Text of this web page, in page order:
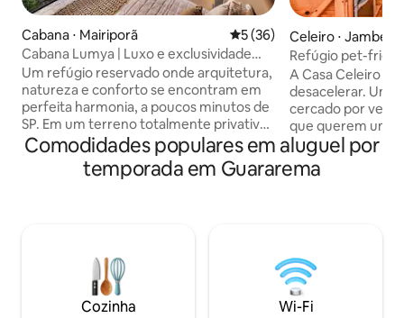
Cabana ⋅ Mairiporã 5 de uma avaliação média
5 (36)
Cabana Lumya | Luxo e exclusividade
próximo a SP
Um refúgio reservado onde arquitetura,
natureza e conforto se encontram em
perfeita harmonia, a poucos minutos de
SP. Em um terreno totalmente privativo,
sem outras unidades, cada detalhe foi
pensado para proporcionar silêncio,
exclusividade e imersão. Piscina
premium e atmosfera intimista definem
uma experiência discreta, sofisticada e
memorável.
Celeiro ⋅ Jambeiro
Refúgio pet-
natureza
A Casa Celeiro é
desacelerar. Um
cercado por
que querem uma
para um fim de
férias no meio da
ofurô com
para mudar de
com seu pet ao
Comodidades populares em aluguel por
temporada em Guararema
Cozinha Wi-Fi